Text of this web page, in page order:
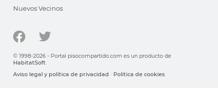
Nuevos Vecinos
© 1998-2026 - Portal pisocompartido.com es un producto de
HabitatSoft
Aviso legal y política de privacidad · Política de cookies